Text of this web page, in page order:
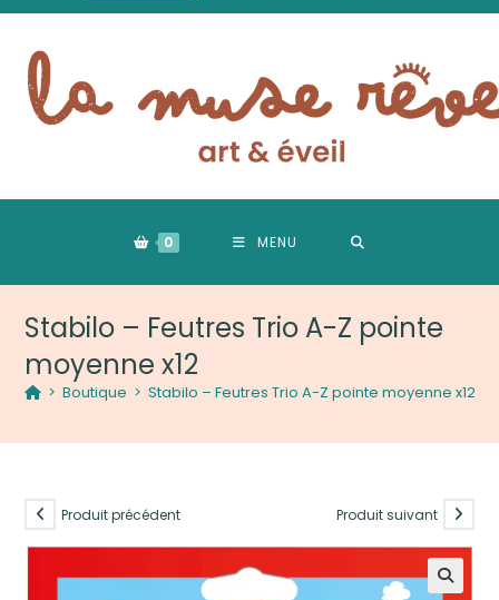
0 MENU
Stabilo – Feutres Trio A-Z pointe
moyenne x12
> Boutique > Stabilo – Feutres Trio A-Z pointe moyenne x12
Produit précédent Produit suivant